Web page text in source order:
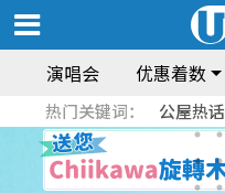
演唱会 优惠着数
热门关键词： 公屋热话